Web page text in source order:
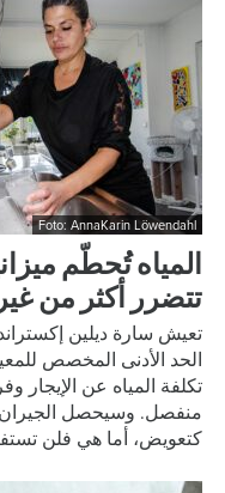
Foto: AnnaKarin Löwendahl
المياه تُحطّم
تتضرر أكثر من
تعيش سارة ديلين
الحد الأدنى المخصص
تكلفة المياه عن
منفصل. وسيحصل الجيران
كتعويض، أما هي فلن